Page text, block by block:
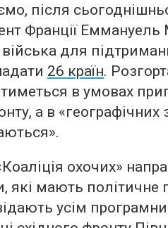
після
Франції Еммануель
для
26 країн.
в умовах
а в «географічних
охочих»
які мають політичне
усім